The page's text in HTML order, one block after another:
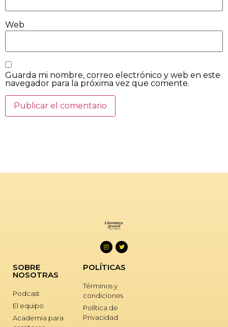
Web
Guarda mi nombre, correo electrónico y web en este
navegador para la próxima vez que comente.
SOBRE
NOSOTRAS
Podcast
El equipo
Academia para
POLÍTICAS
Términos y
condiciones
Política de
Privacidad